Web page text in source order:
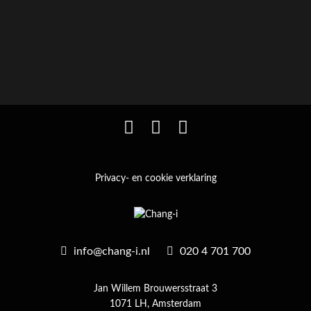
Privacy- en cookie verklaring
info@chang-i.nl 020 4 701 700
Jan Willem Brouwersstraat 3
1071 LH, Amsterdam